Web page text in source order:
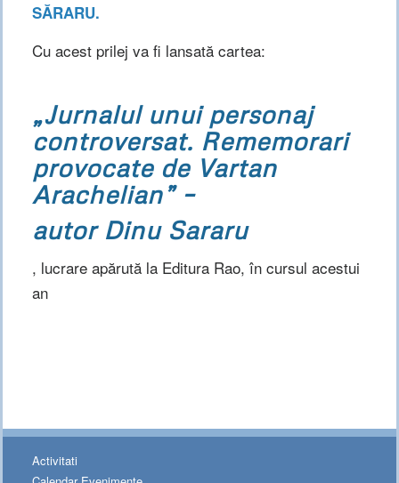
SĂRARU.
Cu acest prilej va fi lansată cartea:
„Jurnalul unui personaj
controversat. Rememorari
provocate de Vartan
Arachelian” –
autor Dinu Sararu
, lucrare apărută la Editura Rao, în cursul acestui
an
Activitati